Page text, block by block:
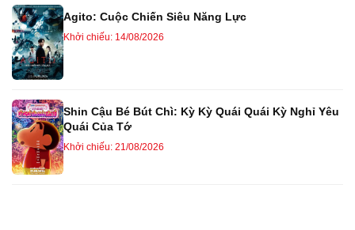
Agito: Cuộc Chiến Siêu Năng Lực
Khởi chiếu: 14/08/2026
Shin Cậu Bé Bút Chì: Kỳ Kỳ Quái Quái Kỳ Nghỉ Yêu
Quái Của Tớ
Khởi chiếu: 21/08/2026